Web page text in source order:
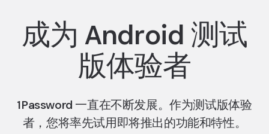
成为 Android 测试
版体验者
1Password 一直在不断发展。作为测试版体验
者，您将率先试用即将推出的功能和特性。